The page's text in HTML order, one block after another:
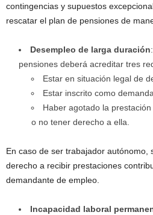
contingencias y supuestos
rescatar el plan de pensiones de
Desempleo de larga duración
pensiones deberá acreditar tres
Estar en situación legal de
Estar inscrito como
Haber agotado la
o no tener derecho a ella.
En caso de ser trabajador autónomo,
derecho a recibir prestaciones
demandante de empleo.
Incapacidad laboral